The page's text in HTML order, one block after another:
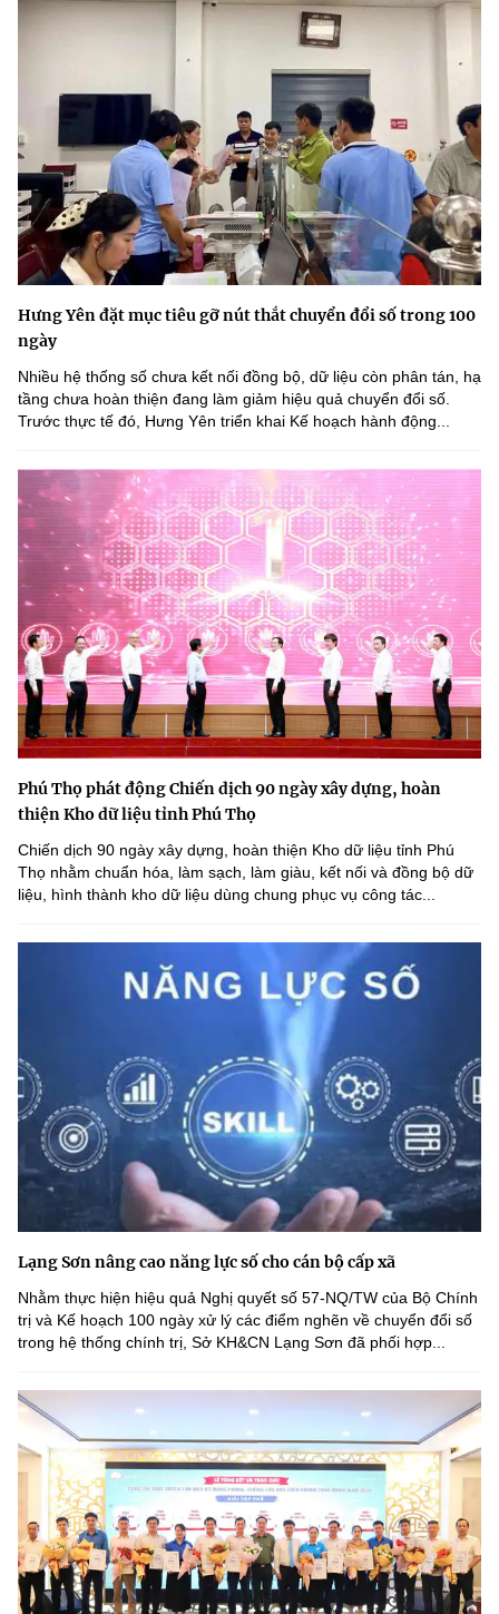
Hưng Yên đặt mục tiêu gỡ nút thắt chuyển đổi số trong 100
ngày
Nhiều hệ thống số chưa kết nối đồng bộ, dữ liệu còn phân tán, hạ
tầng chưa hoàn thiện đang làm giảm hiệu quả chuyển đổi số.
Trước thực tế đó, Hưng Yên triển khai Kế hoạch hành động...
Phú Thọ phát động Chiến dịch 90 ngày xây dựng, hoàn
thiện Kho dữ liệu tỉnh Phú Thọ
Chiến dịch 90 ngày xây dựng, hoàn thiện Kho dữ liệu tỉnh Phú
Thọ nhằm chuẩn hóa, làm sạch, làm giàu, kết nối và đồng bộ dữ
liệu, hình thành kho dữ liệu dùng chung phục vụ công tác...
Lạng Sơn nâng cao năng lực số cho cán bộ cấp xã
Nhằm thực hiện hiệu quả Nghị quyết số 57-NQ/TW của Bộ Chính
trị và Kế hoạch 100 ngày xử lý các điểm nghẽn về chuyển đổi số
trong hệ thống chính trị, Sở KH&CN Lạng Sơn đã phối hợp...